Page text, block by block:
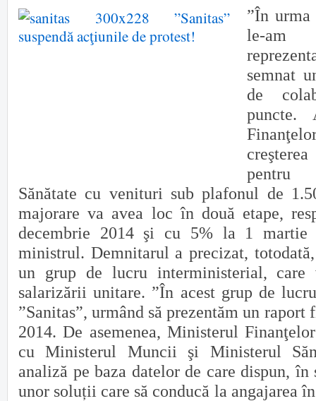
”În
le-
semnat
de
puncte.
pentru
Sănătate cu venituri sub plafonul de
majorare va avea loc în două etape,
decembrie 2014 şi cu 5% la 1 martie
ministrul. Demnitarul a precizat,
un grup de lucru interministerial,
salarizării unitare. ”În acest grup de
”Sanitas”, urmând să prezentăm un
2014. De asemenea, Ministerul
cu Ministerul Muncii şi Ministerul
analiză pe baza datelor de care dispun,
unor soluții care să conducă la angajarea